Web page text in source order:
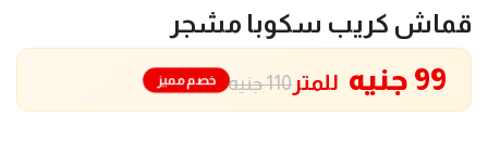
قماش كريب سكوبا مشجر
110 جنيه 99 جنيه للمتر خصم مميز